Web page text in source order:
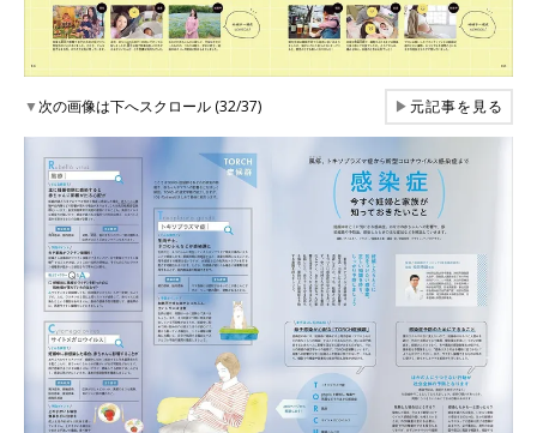
▼次の画像は下へスクロール (32/37) ▶元記事を見る